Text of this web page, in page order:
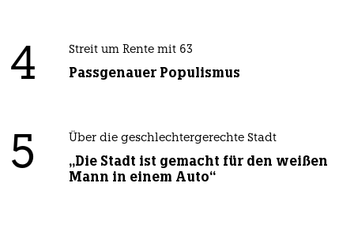
4 Streit um Rente mit 63
Passgenauer Populismus
5 Über die geschlechtergerechte Stadt
„Die Stadt ist gemacht für den weißen
Mann in einem Auto“